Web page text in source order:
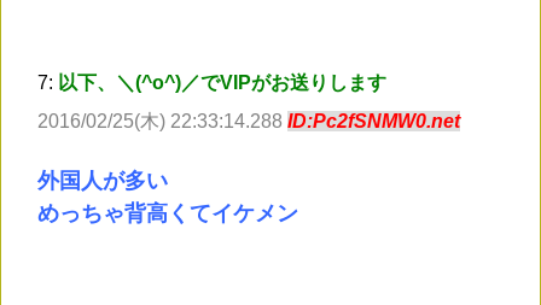
7: 以下、＼(^o^)／でVIPがお送りします
2016/02/25(木) 22:33:14.288 ID:Pc2fSNMW0.net
外国人が多い
めっちゃ背高くてイケメン